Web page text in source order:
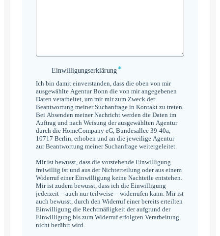
Einwilligungserklärung
Einwilligungserklärung*
Ich bin damit einverstanden, dass die oben von mir
ausgewählte Agentur Bonn die von mir angegebenen
Daten verarbeitet, um mit mir zum Zweck der
Beantwortung meiner Suchanfrage in Kontakt zu treten.
Bei Absenden meiner Nachricht werden die Daten im
Auftrag und nach Weisung der ausgewählten Agentur
durch die HomeCompany eG, Bundesallee 39-40a,
10717 Berlin, erhoben und an die jeweilige Agentur
zur Beantwortung meiner Suchanfrage weitergeleitet.
Mir ist bewusst, dass die vorstehende Einwilligung
freiwillig ist und aus der Nichterteilung oder aus einem
Widerruf einer Einwilligung keine Nachteile entstehen.
Mir ist zudem bewusst, dass ich die Einwilligung
jederzeit – auch nur teilweise – widerrufen kann. Mir ist
auch bewusst, durch den Widerruf einer bereits erteilten
Einwilligung die Rechtmäßigkeit der aufgrund der
Einwilligung bis zum Widerruf erfolgten Verarbeitung
nicht berührt wird.